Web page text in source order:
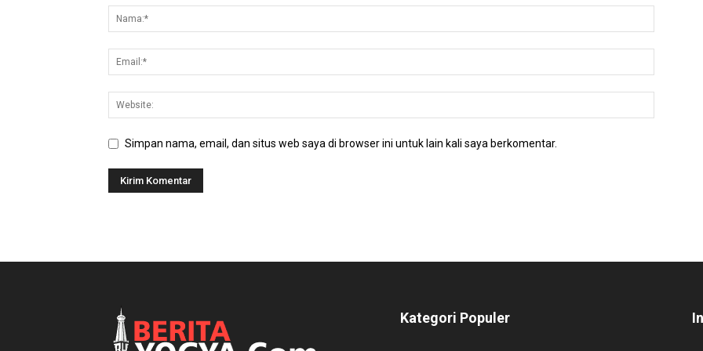
Simpan nama, email, dan situs web saya di browser ini untuk lain kali saya berkomentar.
Kategori Populer